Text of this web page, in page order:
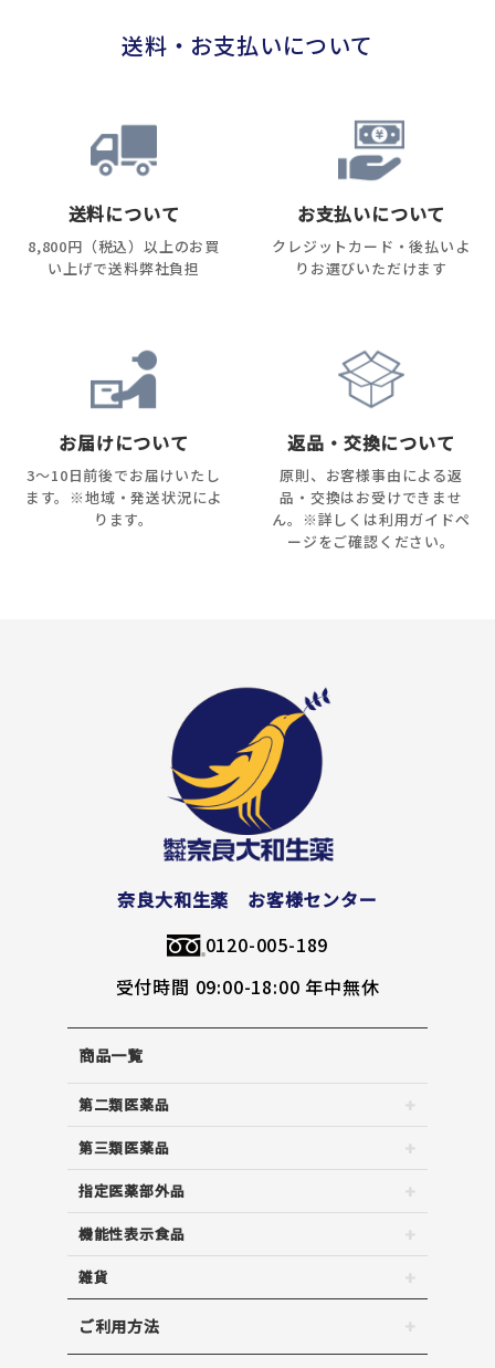
送料・お支払いについて
送料について
8,800円（税込）以上のお買
い上げで送料弊社負担
お支払いについて
クレジットカード・後払いよ
りお選びいただけます
お届けについて
3～10日前後でお届けいたし
ます。※地域・発送状況によ
ります。
返品・交換について
原則、お客様事由による返
品・交換はお受けできませ
ん。※詳しくは利用ガイドペ
ージをご確認ください。
奈良大和生薬 お客様センター
0120-005-189
受付時間 09:00-18:00 年中無休
商品一覧
第二類医薬品
第三類医薬品
指定医薬部外品
機能性表示食品
雑貨
ご利用方法